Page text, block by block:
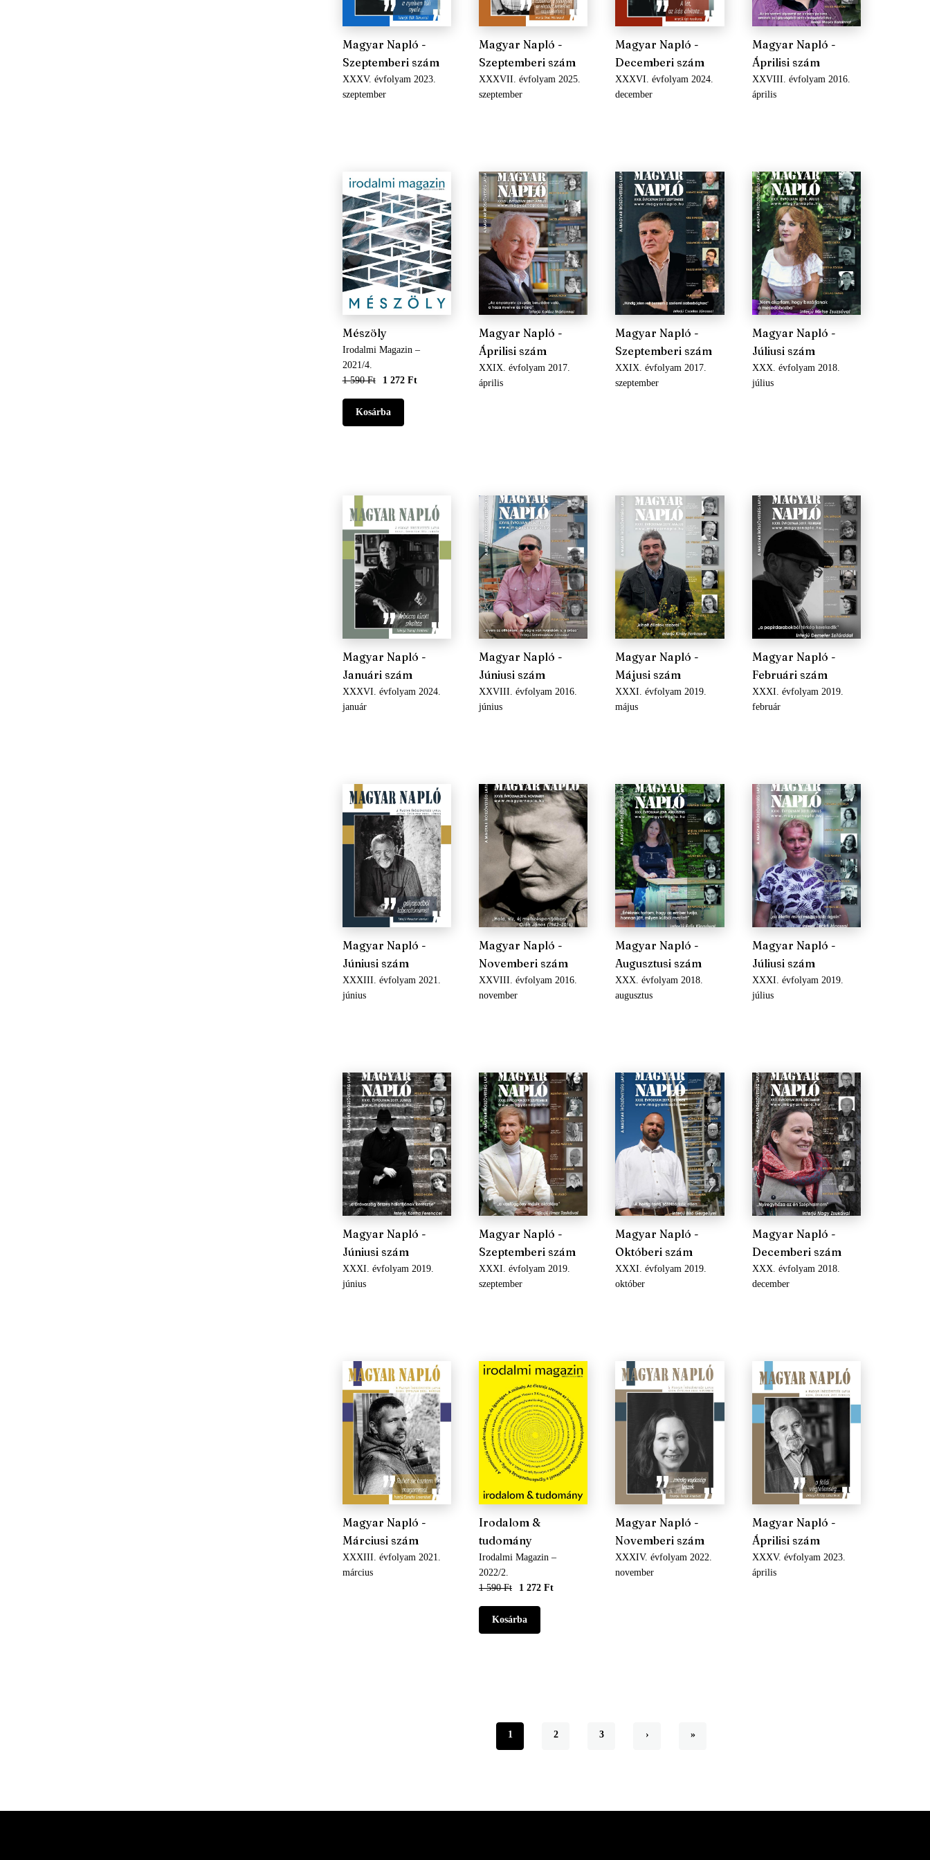
Magyar Napló -
Szeptemberi szám
XXXV. évfolyam 2023.
szeptember
Magyar Napló -
Szeptemberi szám
XXXVII. évfolyam 2025.
szeptember
Magyar Napló -
Decemberi szám
XXXVI. évfolyam 2024.
december
Magyar Napló -
Áprilisi szám
XXVIII. évfolyam 2016.
április
Mészöly
Irodalmi Magazin –
2021/4.
1 590 Ft
1 272 Ft
Magyar Napló -
Áprilisi szám
XXIX. évfolyam 2017.
április
Magyar Napló -
Szeptemberi szám
XXIX. évfolyam 2017.
szeptember
Magyar Napló -
Júliusi szám
XXX. évfolyam 2018.
július
Magyar Napló -
Januári szám
XXXVI. évfolyam 2024.
január
Magyar Napló -
Júniusi szám
XXVIII. évfolyam 2016.
június
Magyar Napló -
Májusi szám
XXXI. évfolyam 2019.
május
Magyar Napló -
Februári szám
XXXI. évfolyam 2019.
február
Magyar Napló -
Júniusi szám
XXXIII. évfolyam 2021.
június
Magyar Napló -
Novemberi szám
XXVIII. évfolyam 2016.
november
Magyar Napló -
Augusztusi szám
XXX. évfolyam 2018.
augusztus
Magyar Napló -
Júliusi szám
XXXI. évfolyam 2019.
július
Magyar Napló -
Júniusi szám
XXXI. évfolyam 2019.
június
Magyar Napló -
Szeptemberi szám
XXXI. évfolyam 2019.
szeptember
Magyar Napló -
Októberi szám
XXXI. évfolyam 2019.
október
Magyar Napló -
Decemberi szám
XXX. évfolyam 2018.
december
Magyar Napló -
Márciusi szám
XXXIII. évfolyam 2021.
március
Irodalom &
tudomány
Irodalmi Magazin –
2022/2.
1 590 Ft
1 272 Ft
Magyar Napló -
Novemberi szám
XXXIV. évfolyam 2022.
november
Magyar Napló -
Áprilisi szám
XXXV. évfolyam 2023.
április
Jelenlegi
oldal
1 Oldal
2 Oldal
3
Következő
›
Utolsó
»